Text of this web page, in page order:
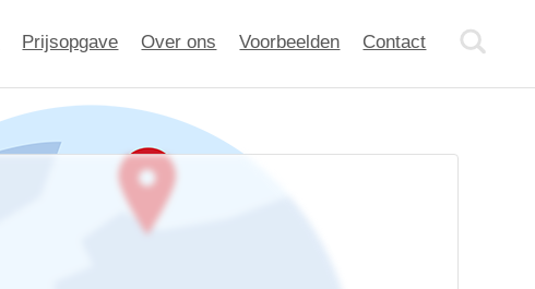
Prijsopgave Over ons Voorbeelden Contact